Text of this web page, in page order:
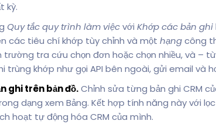
kỳ.
Quy tắc quy trình làm việcvới Khớp các bản ghi
các tiêu chí khớp tùy chỉnh và một hạngcông
trường tra cứu chọn đơn hoặc chọn nhiều, và –
trùng khớp như gọi API bên ngoài, gửi email và
ghi trên bản đồ.Chỉnh sửa từng bản ghi CRM
dạng xem Bảng. Kết hợp tính năng này với
hoạt tự động hóa CRM của mình.